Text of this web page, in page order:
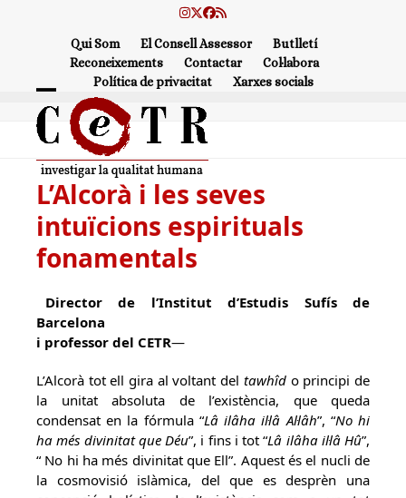
Instagram
Twitter
Facebook
RSS
Qui Som El Consell Assessor
Butlletí
Reconeixements
Contactar
Col·labora
Política de privacitat
Xarxes socials
Open
mobile
menu
Close
mobile
menu
L’Alcorà i les seves
intuïcions espirituals
fonamentals
Director de l’Institut d’Estudis Sufís de
Barcelona
i professor del CETR—
L’Alcorà tot ell gira al voltant del tawhîdo principi de
la unitat absoluta de l’existència, que queda
condensat en la fórmula “Lâ ilâha il·lâ Al·lâh”, “No hi
ha més divinitat que Déu”, i fins i tot “Lâ ilâha il·lâ Hû”,
“ No hi ha més divinitat que Ell”. Aquest és el nucli de
la cosmovisió islàmica, del que es desprèn una